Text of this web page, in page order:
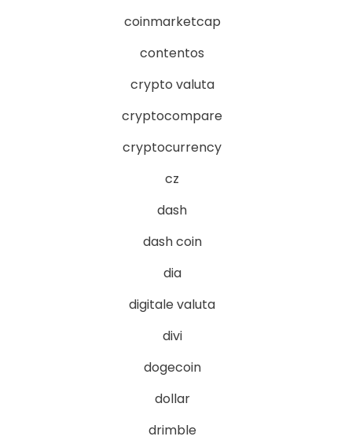
coinmarketcap
contentos
crypto valuta
cryptocompare
cryptocurrency
cz
dash
dash coin
dia
digitale valuta
divi
dogecoin
dollar
drimble